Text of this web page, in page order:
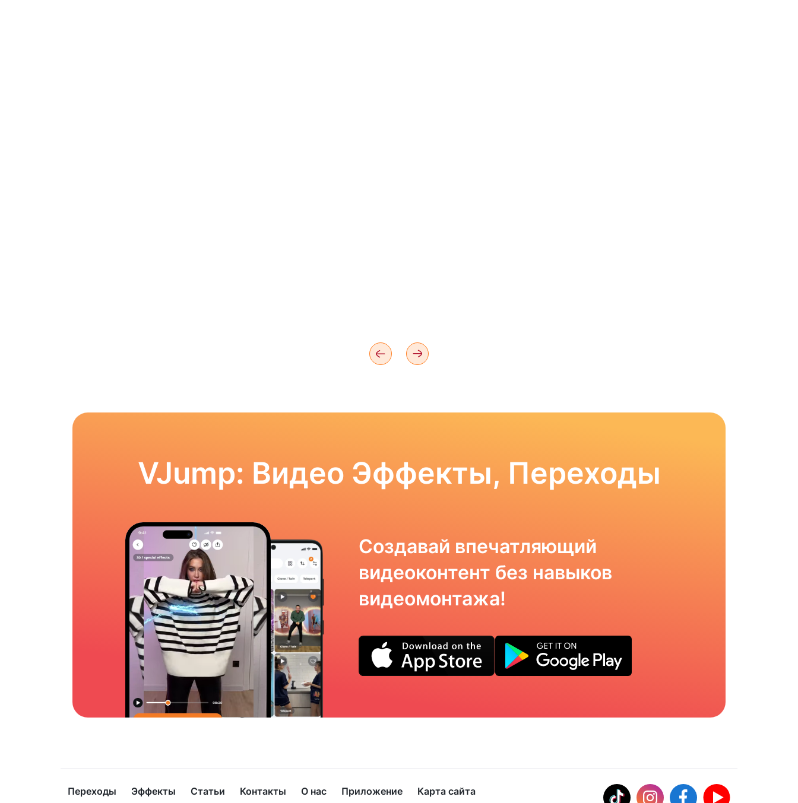
VJump: Видео Эффекты, Переходы
Создавай впечатляющий
видеоконтент без навыков
видеомонтажа!
Переходы Эффекты Статьи Контакты О нас Приложение Карта сайта